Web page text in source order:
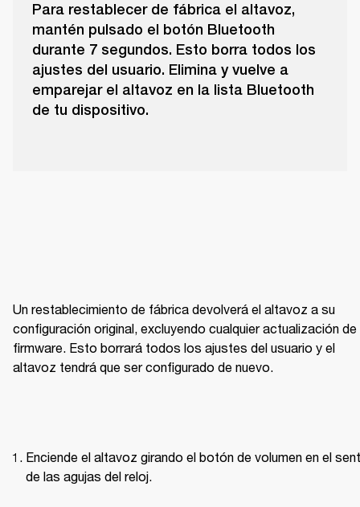
Para restablecer de fábrica el altavoz,
mantén pulsado el botón Bluetooth
durante 7 segundos. Esto borra todos los
ajustes del usuario. Elimina y vuelve a
emparejar el altavoz en la lista Bluetooth
de tu dispositivo.
Un restablecimiento de fábrica devolverá el altavoz a su
configuración original, excluyendo cualquier actualización de
firmware. Esto borrará todos los ajustes del usuario y el
altavoz tendrá que ser configurado de nuevo.
Enciende el altavoz girando el botón de volumen en el
de las agujas del reloj.